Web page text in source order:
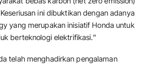
ini dibuktikan dengan adanya
yang merupakan inisiatif Honda untuk
berteknologi elektrifikasi.”
telah menghadirkan pengalaman